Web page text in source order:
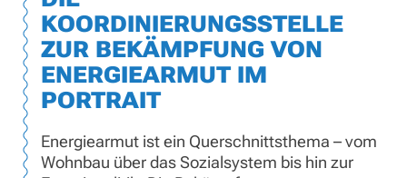
KOORDINIERUNGSSTELLE
ZUR BEKÄMPFUNG VON
ENERGIEARMUT IM
PORTRAIT
Energiearmut ist ein Querschnittsthema – vom
Wohnbau über das Sozialsystem bis hin zur